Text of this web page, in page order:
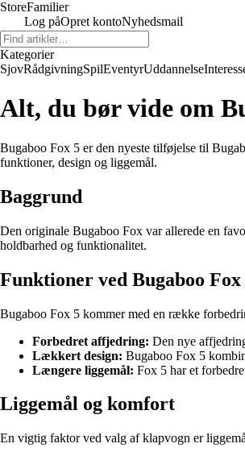
StoreFamilier
Log påOpret kontoNyhedsmail
Kategorier
SjovRådgivningSpilEventyrUddannelse
Alt, du bør vide om
Bugaboo Fox 5 er den nyeste tilføjelse til
funktioner, design og liggemål.
Baggrund
Den originale Bugaboo Fox var allerede en
holdbarhed og funktionalitet.
Funktioner ved Bugaboo Fox
Bugaboo Fox 5 kommer med en række
Forbedret affjedring: Den nye
Lækkert design: Bugaboo Fox 5
Længere liggemål: Fox 5 har et
Liggemål og komfort
En vigtig faktor ved valg af klapvogn er